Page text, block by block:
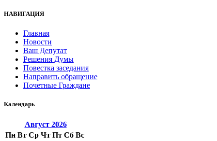
НАВИГАЦИЯ
Главная
Новости
Ваш Депутат
Решения Думы
Повестка заседания
Направить обращение
Почетные Граждане
Календарь
Август 2026
Пн Вт Ср Чт Пт Сб Вс